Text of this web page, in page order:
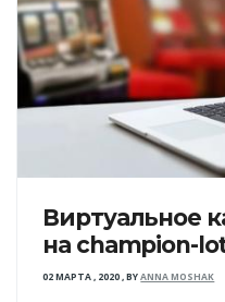
Виртуальное
на champion-
02 МАРТА , 2020,BYANNA MOSHAK